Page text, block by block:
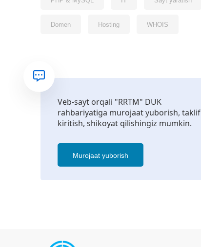
Domen Hosting WHOIS
Veb-sayt orqali "RRTM" DUK
rahbariyatiga murojaat yuborish, taklif
kiritish, shikoyat qilishingiz mumkin.
Murojaat yuborish